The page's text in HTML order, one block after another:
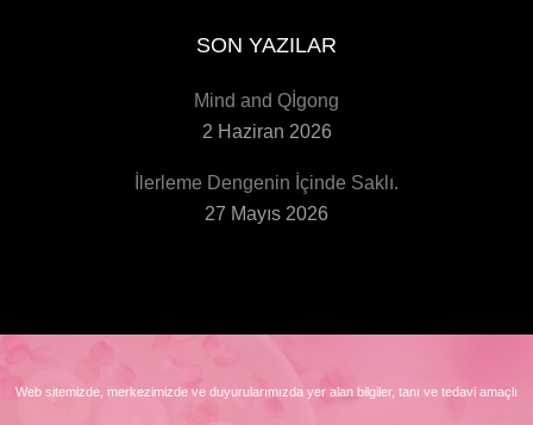
SON YAZILAR
Mind and Qİgong
2 Haziran 2026
İlerleme Dengenin İçinde Saklı.
27 Mayıs 2026
Web sitemizde, merkezimizde ve duyurularımızda yer alan bilgiler, tanı ve tedavi amaçlı